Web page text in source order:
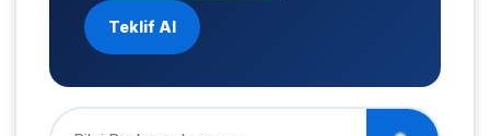
Teklif Al